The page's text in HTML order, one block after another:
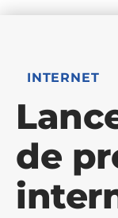
INTERNET
de